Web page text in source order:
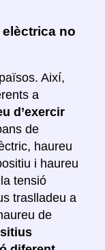
elèctrica no
Així,
a
d’exercir
de
haureu
i haureu
tensió
traslladeu a
de